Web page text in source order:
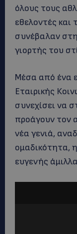
όλους τους
εθελοντές και
συνέβαλαν
γιορτής του
Μέσα από ένα
Εταιρικής
συνεχίσει να
προάγουν τον
νέα γενιά,
ομαδικότητα,
ευγενής